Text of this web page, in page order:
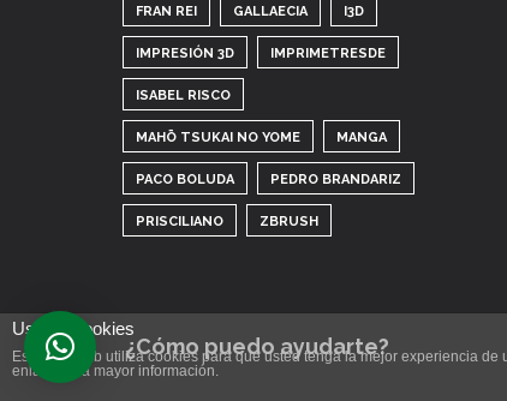
FRAN REI GALLAECIA I3D
IMPRESIÓN 3D IMPRIMETRESDE
ISABEL RISCO
MAHŌ TSUKAI NO YOME MANGA
PACO BOLUDA PEDRO BRANDARIZ
PRISCILIANO ZBRUSH
Uso de cookies
Este sitio web utiliza cookies para que usted tenga la mejor experiencia
enlace para mayor información.
¿Cómo puedo ayudarte?